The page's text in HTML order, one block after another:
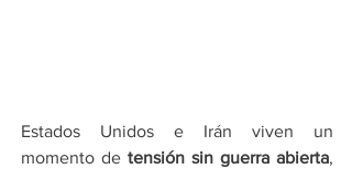
Estados Unidos e Irán viven un
momento de tensión sin guerra abierta,